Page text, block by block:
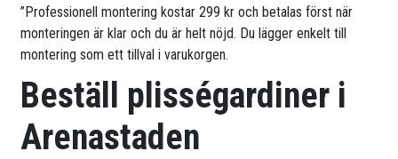
”Professionell montering kostar 299 kr och betalas först när
monteringen är klar och du är helt nöjd. Du lägger enkelt till
montering som ett tillval i varukorgen.
Beställ plisségardiner i
Arenastaden